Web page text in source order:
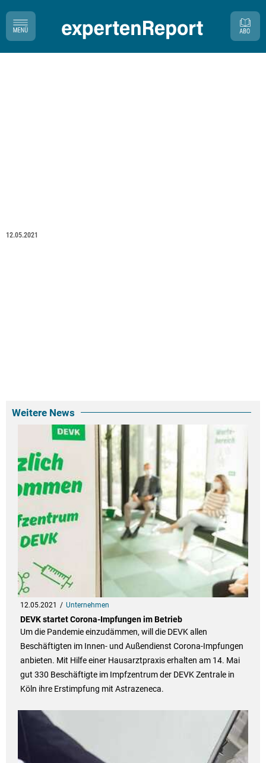
12.05.2021
Weitere News
12.05.2021 Unternehmen
DEVK startet Corona-Impfungen im Betrieb
Um die Pandemie einzudämmen, will die DEVK allen
Beschäftigten im Innen- und Außendienst Corona-Impfungen
anbieten. Mit Hilfe einer Hausarztpraxis erhalten am 14. Mai
gut 330 Beschäftigte im Impfzentrum der DEVK Zentrale in
Köln ihre Erstimpfung mit Astrazeneca.